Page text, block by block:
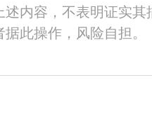
内容，不表明证实
此操作，风险自担。